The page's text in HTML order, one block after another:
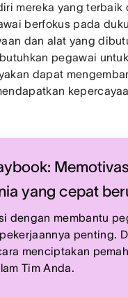
mereka yang
berfokus pada
dan alat yang
pegawai
dapat
yang cepat
dengan membantu
penting.
menciptakan
Tim Anda.